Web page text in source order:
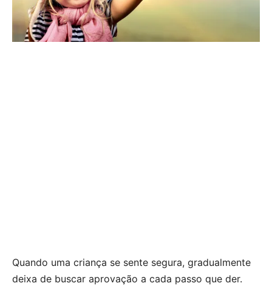
Quando uma criança se sente segura, gradualmente
deixa de buscar aprovação a cada passo que der.